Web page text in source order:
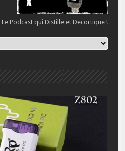
Le Podcast qui Distille et Decortique !